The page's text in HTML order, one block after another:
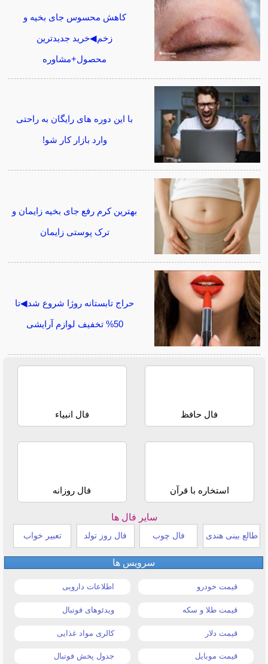
کاهش محسوس جای بخیه و
زخم◀خرید جدیدترین
محصول+مشاوره
با این دوره های رایگان به راحتی
وارد بازار کار شو!
بهترین کرم رفع جای بخیه زایمان و
ترک پوستی زایمان
حراج تابستانه روژا شروع شد◀تا
50% تخفیف لوازم آرایشی
فال حافظ فال انبیاء
استخاره با قرآن فال روزانه
سایر فال ها
طالع بینی هندی فال چوب فال روز تولد تعبیر خواب
سرویس ها
قیمت خودرو اطلاعات دارویی
قیمت طلا و سکه ویدئوهای فوتبال
قیمت دلار کالری مواد غذایی
قیمت موبایل جدول پخش فوتبال